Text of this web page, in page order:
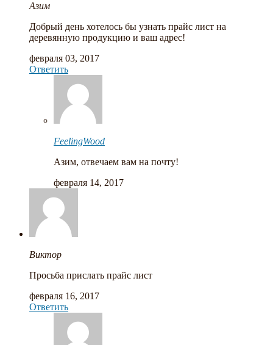
Азим
Добрый день хотелось бы узнать прайс лист на
деревянную продукцию и ваш адрес!
февраля 03, 2017
Ответить
FeelingWood
Азим, отвечаем вам на почту!
февраля 14, 2017
Виктор
Просьба прислать прайс лист
февраля 16, 2017
Ответить